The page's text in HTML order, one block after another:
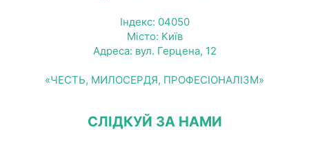
Індекс: 04050
Місто: Київ
Адреса: вул. Герцена, 12
«ЧЕСТЬ, МИЛОСЕРДЯ, ПРОФЕСІОНАЛІЗМ»
СЛІДКУЙ ЗА НАМИ